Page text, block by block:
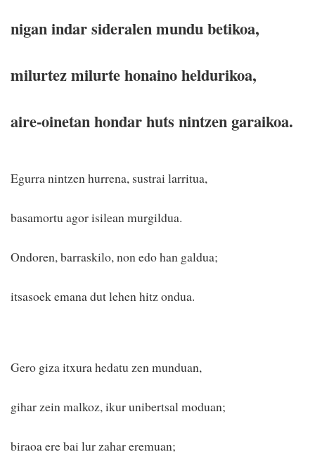
nigan indar sideralen mundu betikoa,
milurtez milurte honaino heldurikoa,
aire-oinetan hondar huts nintzen garaikoa.
Egurra nintzen hurrena, sustrai larritua,
basamortu agor isilean murgildua.
Ondoren, barraskilo, non edo han galdua;
itsasoek emana dut lehen hitz ondua.
Gero giza itxura hedatu zen munduan,
gihar zein malkoz, ikur unibertsal moduan;
biraoa ere bai lur zahar eremuan;